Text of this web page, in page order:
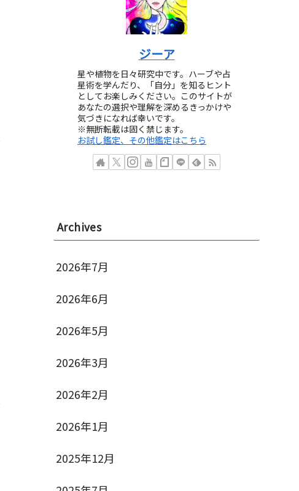
ジーア
星や植物を日々研究中です。ハーブや占
星術を学んだり、「自分」を知るヒント
としてお楽しみください。このサイトが
あなたの選択や理解を深めるきっかけや
気づきになれば幸いです。
※無断転載は固く禁じます。
お試し鑑定、その他鑑定はこちら
Archives
2026年7月
2026年6月
2026年5月
2026年3月
2026年2月
2026年1月
2025年12月